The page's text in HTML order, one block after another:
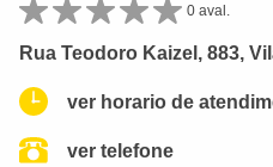
0 aval.
Rua Teodoro Kaizel, 883,
ver horario de
ver telefone